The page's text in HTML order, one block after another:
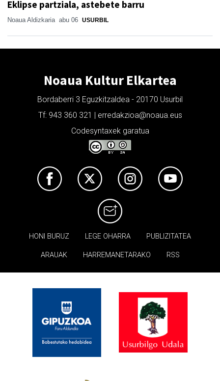
Eklipse partziala, astebete barru
Noaua Aldizkaria abu 06 USURBIL
Noaua Kultur Elkartea
Bordaberri 3 Eguzkitzaldea - 20170 Usurbil
Tf: 943 360 321 | erredakzioa@noaua.eus
Codesyntaxek garatua
HONI BURUZ LEGE OHARRA PUBLIZITATEA
ARAUAK HARREMANETARAKO RSS